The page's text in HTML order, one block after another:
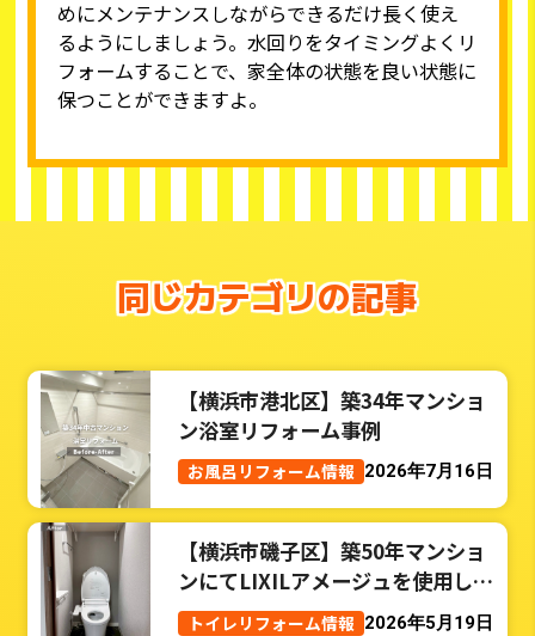
めにメンテナンスしながらできるだけ長く使え
るようにしましょう。水回りをタイミングよくリ
フォームすることで、家全体の状態を良い状態に
保つことができますよ。
同じカテゴリの記事
【横浜市港北区】築34年マンショ
ン浴室リフォーム事例
お風呂リフォーム情報 2026年7月16日
【横浜市磯子区】築50年マンショ
ンにてLIXILアメージュを使用した
トイレリフォーム事例
トイレリフォーム情報 2026年5月19日